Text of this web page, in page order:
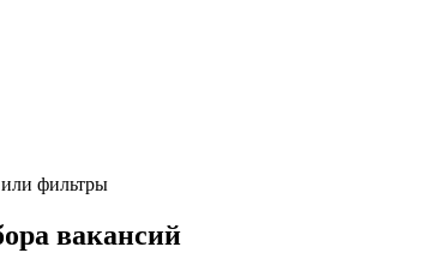
фильтры
вакансий